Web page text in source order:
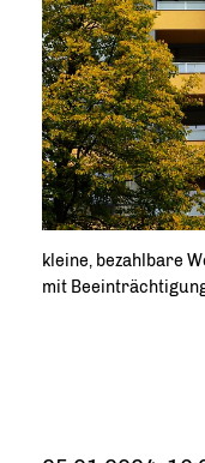
kleine, bezahlbare
mit